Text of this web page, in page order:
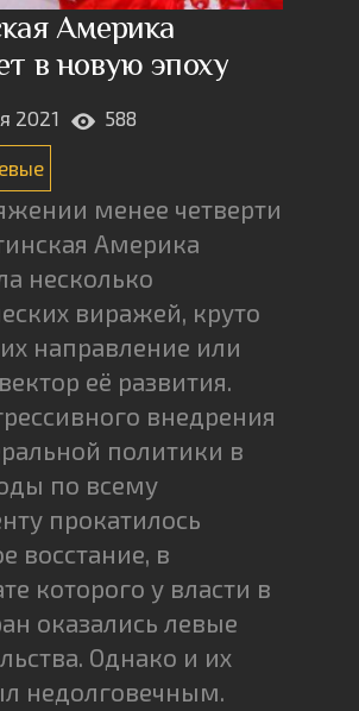
Америка
в новую эпоху
2021 588
менее четверти
Америка
несколько
виражей, круто
направление или
её развития.
внедрения
политики в
по всему
прокатилось
восстание, в
которого у власти в
оказались левые
Однако и их
недолговечным.